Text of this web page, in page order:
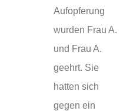
Aufopferung
wurden Frau A.
und Frau A.
geehrt. Sie
hatten sich
gegen ein